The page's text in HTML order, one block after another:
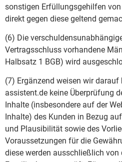
sonstigen Erfüllungsgehilfen
direkt gegen diese geltend
(6) Die
Vertragsschluss vorhandene
Halbsatz 1 BGB) wird
(7) Ergänzend weisen wir
assistent.de keine Überprüfung
Inhalte (insbesondere auf der
Inhalte) des Kunden in Bezug
und Plausibilität sowie des
Voraussetzungen für die
diese werden ausschließlich von